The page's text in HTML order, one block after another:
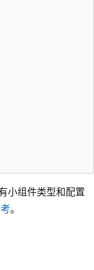
小组件类型和配置
。